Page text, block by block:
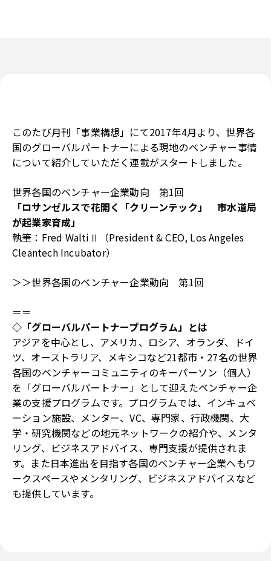
このたび月刊「事業構想」にて2017年4月より、世界各
国のグローバルパートナーによる現地のベンチャー事情
について紹介していただく連載がスタートしました。
世界各国のベンチャー企業動向 第1回
「ロサンゼルスで花開く「クリーンテック」 市水道局
が起業家育成」
執筆：Fred WaltiⅡ（President & CEO, Los Angeles
Cleantech Incubator）
＞＞世界各国のベンチャー企業動向 第1回
＝＝
◇「グローバルパートナープログラム」とは
アジアを中心とし、アメリカ、ロシア、オランダ、ドイ
ツ、オーストラリア、メキシコなど21都市・27名の世界
各国のベンチャーコミュニティのキーパーソン（個人）
を「グローバルパートナー」として迎えたベンチャー企
業の支援プログラムです。プログラムでは、インキュベ
ーション施設、メンター、VC、専門家、行政機関、大
学・研究機関などの地元ネットワークの紹介や、メンタ
リング、ビジネスアドバイス、専門支援が提供されま
す。また日本進出を目指す各国のベンチャー企業へもワ
ークスペースやメンタリング、ビジネスアドバイスなど
も提供しています。